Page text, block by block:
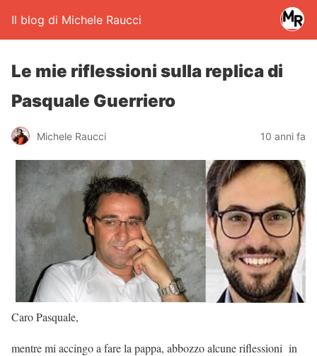
Il blog di Michele Raucci
Le mie riflessioni sulla replica di
Pasquale Guerriero
Michele Raucci 10 anni fa
Caro Pasquale,
mentre mi accingo a fare la pappa, abbozzo alcune riflessioni in